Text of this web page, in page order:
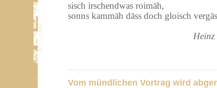
sisch irschendwas roimäh,
sonns kammäh däss doch gloisch
Vom mündlichen Vortrag wird